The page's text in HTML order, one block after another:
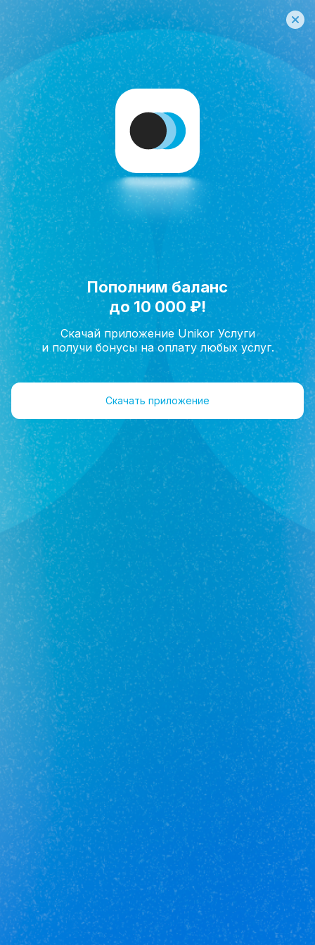
Исполнить мечту!
Главная
Коммерческая недвижимость
На какой срок можно взять помещение в
аренду?
Можно ли приобрести коммерческую
недвижимость и организовать на этом
бизнес?
Какие документы следует взять у
арендодателя?
Юникор Услуги
Получай кешбэк от 5 000 рублей
Скачивай приложение на свой смартфон
Юникор Агент
Приложение для агентов Unikor
Скачивай приложение на свой смартфон
Стоимость объектов недвижимости и иных товаров
и услуг,
не включенных в «Прайс-лист» носит исключительно
информационный характер и ни при какихусловиях не является
публичной офертой, определяемой
положениями ст. 437 ч. 2 Гражданского кодекса Российской
Федерации.
Политикаконфиденциальности
СОГЛАСИЕ на обработку
персональных данных/ Политика обработки
Пополним баланс
до 10 000 ₽!
Скачай приложение Unikor Услуги
и получи бонусы на оплату любых услуг.
Скачать приложение